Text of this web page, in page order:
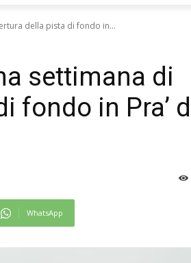
della pista di fondo in...
settimana di
fondo in Pra’
WhatsApp